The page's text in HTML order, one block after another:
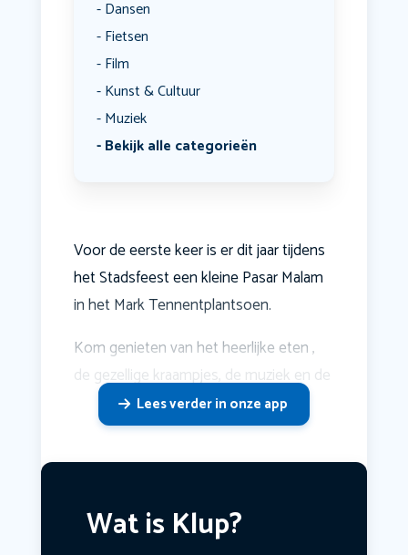
Dansen
Fietsen
Film
Kunst & Cultuur
Muziek
Bekijk alle categorieën
Voor de eerste keer is er dit jaar tijdens
het Stadsfeest een kleine Pasar Malam
in het Mark Tennentplantsoen.
Kom genieten van het heerlijke eten ,
de gezellige kraampjes, de muziek en de
Lees verder in onze app
Wat is Klup?